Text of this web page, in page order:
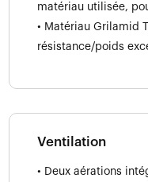
matériau utilisée,
• Matériau Grilamid
résistance/poids
Ventilation
• Deux aérations